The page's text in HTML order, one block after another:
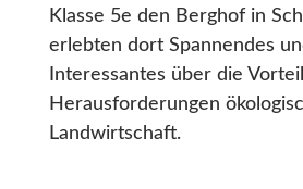
Klasse 5e den Berghof in
erlebten dort Spannendes
Interessantes über die
Herausforderungen
Landwirtschaft.